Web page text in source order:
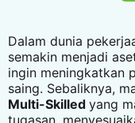
Dalam dunia
semakin menjadi
ingin meningkatkan
saing. Sebaliknya,
Multi-Skilled yang
tugasan,